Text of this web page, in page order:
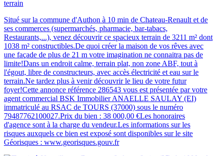
terrain
Situé sur la commune d'Authon à 10 min de Chateau-Renault et de
ses commerces (supermarchés, pharmacie, bar-tabacs,
Restaurants,...), venez découvrir ce spacieux terrain de 3211 m² dont
1038 m² constructibles.De quoi créer la maison de vos rêves avec
une façade de plus de 21 m votre imagination ne connaitra pas de
limite!Dans un endroit calme, terrain plat, non zone ABF, tout à
l'égout, libre de constructeurs, avec accès électricité et eau sur le
terrain.Ne tardez plus à venir découvrir le lieu de votre futur
foyer!Cette annonce référence 286543 vous est présentée par votre
agent commercial BSK Immobilier ANAELLE SAULAY (EI)
immatriculé au RSAC de TOURS (37000) sous le numéro
79487762100027.Prix du bien : 38 000,00 €Les honoraires
d'agence sont à la charge du vendeur.Les informations sur les
risques auxquels ce bien est exposé sont disponibles sur le site
Géorisques : www.georisques.gouv.fr